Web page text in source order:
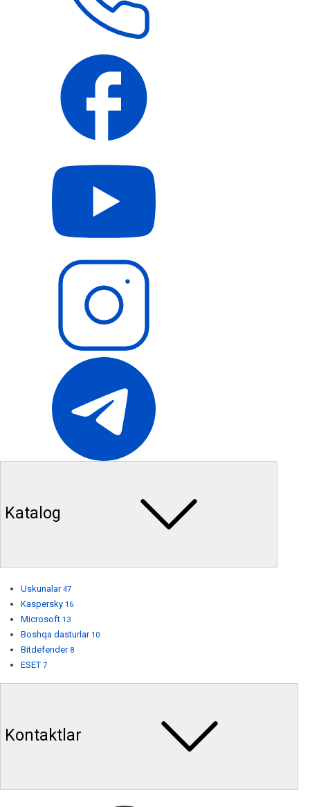
Katalog
Uskunalar 47
Kaspersky 16
Microsoft 13
Boshqa dasturlar 10
Bitdefender 8
ESET 7
Kontaktlar